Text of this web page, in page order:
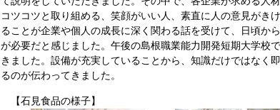
コツコツと取り組める、笑顔がいい人、素直に人の意見がき
ることが企業や個人の成長に深く関わる話を受けて、日頃か
が必要だと感じました。午後の島根職業能力開発短期大学校
きました。設備が充実していることから、知識だけではなく
るのが伝わってきました。
【石見食品の様子】